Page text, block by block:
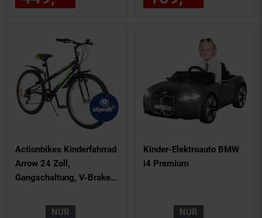
Actionbikes Kinderfahrrad
Arrow 24 Zoll,
Gangschaltung, V-Brake-
Diamantrahmen
NUR
Kinder-Elektroauto BMW
i4 Premium
NUR